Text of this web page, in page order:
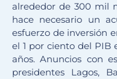
alrededor de 300 mil
hace necesario un
esfuerzo de inversión
el 1 por ciento del PIB
años. Anuncios con
presidentes Lagos,